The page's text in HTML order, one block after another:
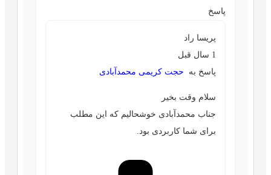
پاسخ
پریسا راد
1 سال قبل
پاسخ به حجت کریمی محمدآبادی
سلام وقت بخیر
جناب محمدآبادی خوشحالیم که این مطلب
برای شما کاربردی بود.